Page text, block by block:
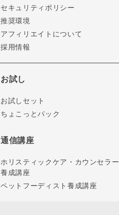
セキュリティポリシー
推奨環境
アフィリエイトについて
採用情報
お試し
お試しセット
ちょこっとパック
通信講座
ホリスティックケア・カウンセラー
養成講座
ペットフーディスト養成講座